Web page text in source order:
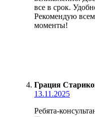
все в срок.
Рекомендую
моменты!
Грация
13.11.2025
Ребята-